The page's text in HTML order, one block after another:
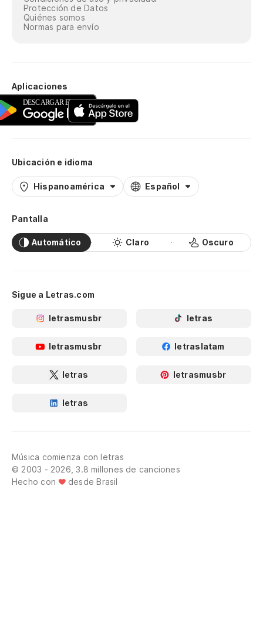
Protección de Datos
Quiénes somos
Normas para envío
Aplicaciones
Ubicación e idioma
Hispanoamérica Español
Pantalla
Automático Claro Oscuro
Sigue a Letras.com
letrasmusbr letras
letrasmusbr letraslatam
letras letrasmusbr
letras
Música comienza con letras
© 2003 - 2026, 3.8 millones de canciones
Hecho con
desde Brasil